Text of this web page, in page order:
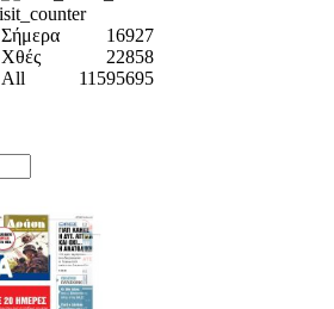
Σήμερα
16927
Χθές
22858
All
11595695